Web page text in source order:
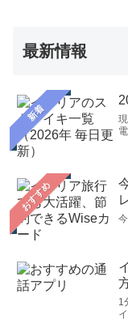
最新情報
新着
おすすめ
1